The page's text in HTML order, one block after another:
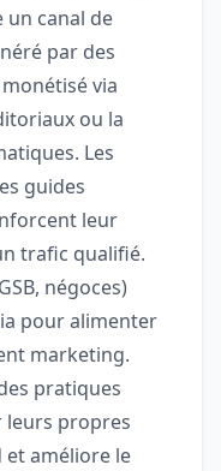
un canal de
par des
via
ou la
Les
guides
leur
trafic qualifié.
négoces)
pour alimenter
marketing.
pratiques
leurs propres
améliore le